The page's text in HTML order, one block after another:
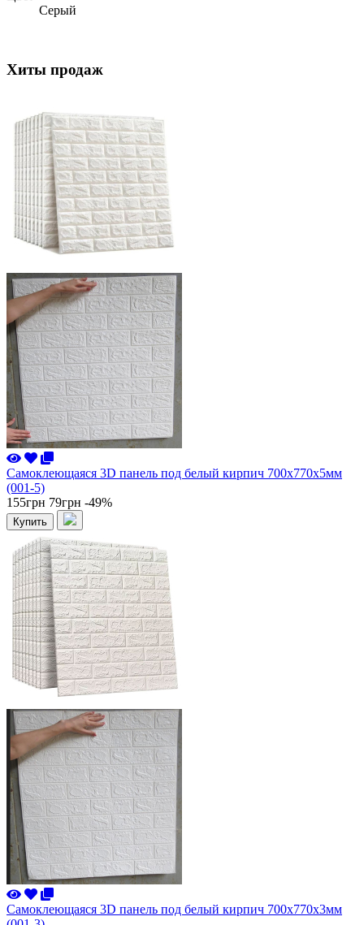
Серый
Хиты продаж
Самоклеющаяся 3D панель под белый кирпич 700x770x5мм
(001-5)
155грн 79грн -49%
Купить
Самоклеющаяся 3D панель под белый кирпич 700x770x3мм